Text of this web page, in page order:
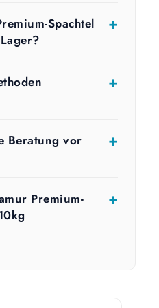
Spachtel
Beratung vor
Premium-